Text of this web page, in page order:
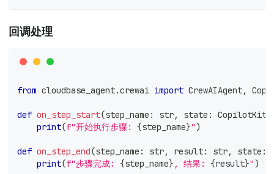
回调处理
from cloudbase_agent.crewai import CrewAIAgent,
def on_step_start(step_name : str, state :
print(f"开始执行步骤: {step_name}")
def on_step_end(step_name : str, result: str, state :
print(f"步骤完成: {step_name} , 结果: {result}")